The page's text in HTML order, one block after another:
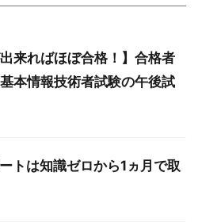
出来ればほぼ合格！】合格者
本情報技術者試験の午後試
トは知識ゼロから1ヵ月で取